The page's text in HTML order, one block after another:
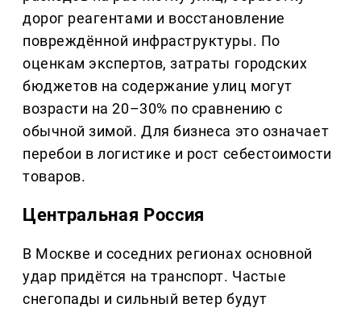
дорог реагентами и восстановление
повреждённой инфраструктуры. По
оценкам экспертов, затраты городских
бюджетов на содержание улиц могут
возрасти на 20–30% по сравнению с
обычной зимой. Для бизнеса это означает
перебои в логистике и рост себестоимости
товаров.
Центральная Россия
В Москве и соседних регионах основной
удар придётся на транспорт. Частые
снегопады и сильный ветер будут